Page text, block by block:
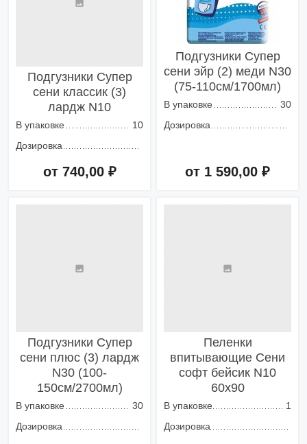
Подгузники Супер
сени классик (3)
лардж N10
В упаковке
10
Дозировка
от 740,00 ₽
Подгузники Супер
сени эйр (2) меди N30
(75-110см/1700мл)
В упаковке
30
Дозировка
от 1 590,00 ₽
Подгузники Супер
сени плюс (3) лардж
N30 (100-
150см/2700мл)
В упаковке
30
Дозировка
Пеленки
впитывающие Сени
софт бейсик N10
60х90
В упаковке
1
Дозировка